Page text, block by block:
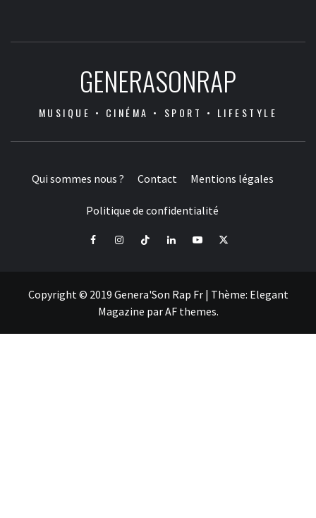
GENERASONRAP
MUSIQUE • CINÉMA • SPORT • LIFESTYLE
Qui sommes nous ? Contact Mentions légales
Politique de confidentialité
FacebookInstagramTiktok LinkedInYoutube
X
Copyright © 2019 Genera'Son Rap Fr | Thème: Elegant
Magazine parAF themes.